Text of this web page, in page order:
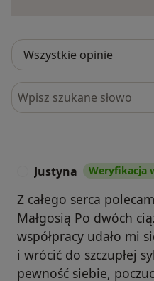
Szukaj w opiniach
Justyna Weryfikacja
Z całego serca
Małgosią Po dwóch
współpracy udało mi
i wrócić do szczupłej
pewność siebie,